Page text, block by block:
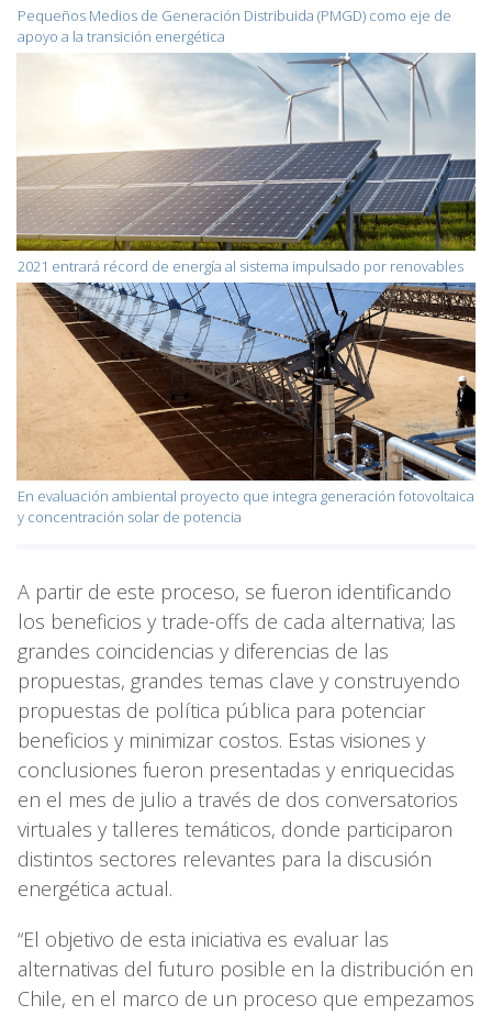
Pequeños Medios de Generación Distribuida (PMGD) como eje de
apoyo a la transición energética
2021 entrará récord de energía al sistema impulsado por renovables
En evaluación ambiental proyecto que integra generación fotovoltaica
y concentración solar de potencia
A partir de este proceso, se fueron identificando
los beneficios y trade-offs de cada alternativa; las
grandes coincidencias y diferencias de las
propuestas, grandes temas clave y construyendo
propuestas de política pública para potenciar
beneficios y minimizar costos. Estas visiones y
conclusiones fueron presentadas y enriquecidas
en el mes de julio a través de dos conversatorios
virtuales y talleres temáticos, donde participaron
distintos sectores relevantes para la discusión
energética actual.
“El objetivo de esta iniciativa es evaluar las
alternativas del futuro posible en la distribución en
Chile, en el marco de un proceso que empezamos